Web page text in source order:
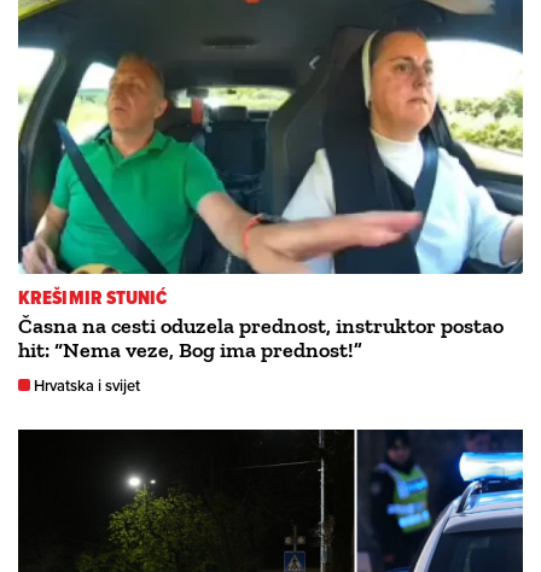
KREŠIMIR STUNIĆ
Časna na cesti oduzela prednost, instruktor postao
hit: “Nema veze, Bog ima prednost!”
Hrvatska i svijet